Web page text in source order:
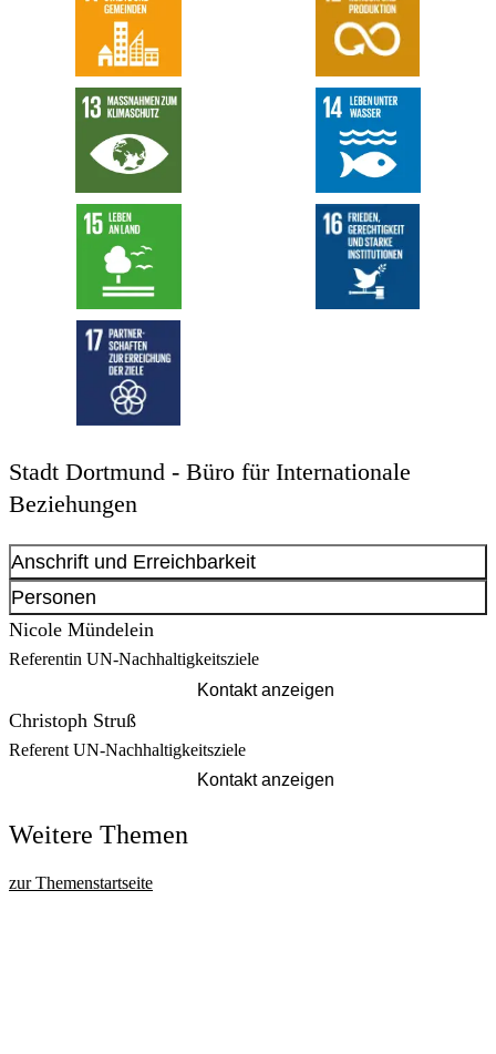
Stadt Dortmund - Büro für Internationale
Beziehungen
Anschrift und Erreichbarkeit
Anschrift
Südwall21 - 23
Personen
Nicole Mündelein
Referentin UN-Nachhaltigkeitsziele
Kontakt anzeigen
Christoph Struß
Referent UN-Nachhaltigkeitsziele
Kontakt anzeigen
Weitere Themen
zur Themenstartseite